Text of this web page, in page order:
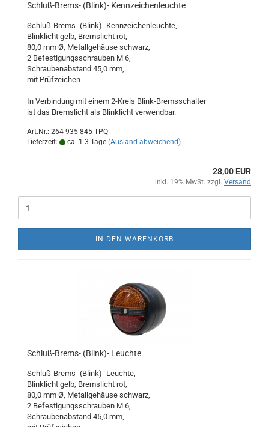
Schluß-Brems- (Blink)- Kennzeichenleuchte
Schluß-Brems- (Blink)- Kennzeichenleuchte,
Blinklicht gelb, Bremslicht rot,
80,0 mm Ø, Metallgehäuse schwarz,
2 Befestigungsschrauben M 6,
Schraubenabstand 45,0 mm,
mit Prüfzeichen
In Verbindung mit einem 2-Kreis Blink-Bremsschalter
ist das Bremslicht als Blinklicht verwendbar.
Art.Nr.: 264 935 845 TPQ
Lieferzeit:
ca. 1-3 Tage (Ausland abweichend)
28,00 EUR
inkl. 19% MwSt. zzgl. Versand
IN DEN WARENKORB
Schluß-Brems- (Blink)- Leuchte
Schluß-Brems- (Blink)- Leuchte,
Blinklicht gelb, Bremslicht rot,
80,0 mm Ø, Metallgehäuse schwarz,
2 Befestigungsschrauben M 6,
Schraubenabstand 45,0 mm,